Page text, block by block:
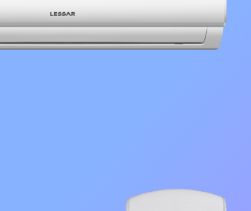
чтобы увеличить изображение